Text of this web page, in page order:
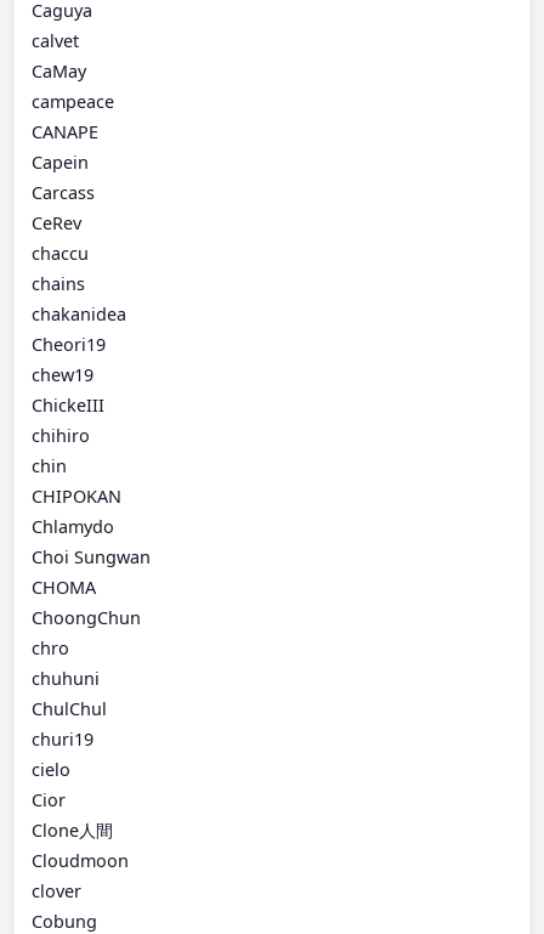
Caguya
calvet
CaMay
campeace
CANAPE
Capein
Carcass
CeRev
chaccu
chains
chakanidea
Cheori19
chew19
ChickeIII
chihiro
chin
CHIPOKAN
Chlamydo
Choi Sungwan
CHOMA
ChoongChun
chro
chuhuni
ChulChul
churi19
cielo
Cior
Clone人間
Cloudmoon
clover
Cobung